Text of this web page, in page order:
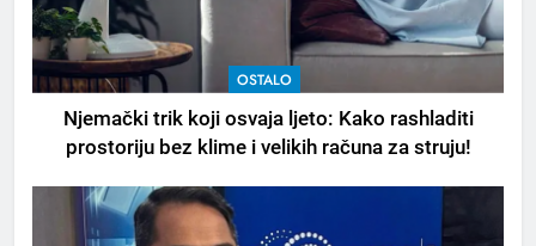
OSTALO
Njemački trik koji osvaja ljeto: Kako rashladiti
prostoriju bez klime i velikih računa za struju!